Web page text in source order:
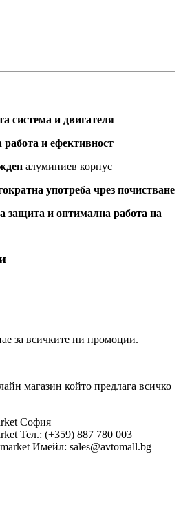
система и двигателя
работа и ефективност
алуминиев корпус
употреба чрез почистване
защита и оптимална работа на
за всичките ни промоции.
магазин който предлага всичко
София
Тел.: (+359) 887 780 003
Имейл: sales@avtomall.bg